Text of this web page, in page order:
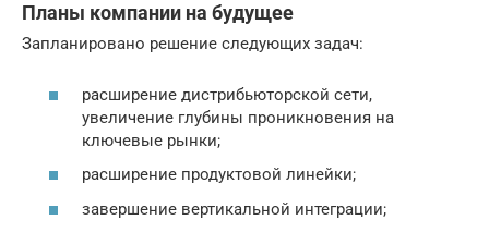
Планы компании на будущее
Запланировано решение следующих задач:
расширение дистрибьюторской сети,
увеличение глубины проникновения на
ключевые рынки;
расширение продуктовой линейки;
завершение вертикальной интеграции;